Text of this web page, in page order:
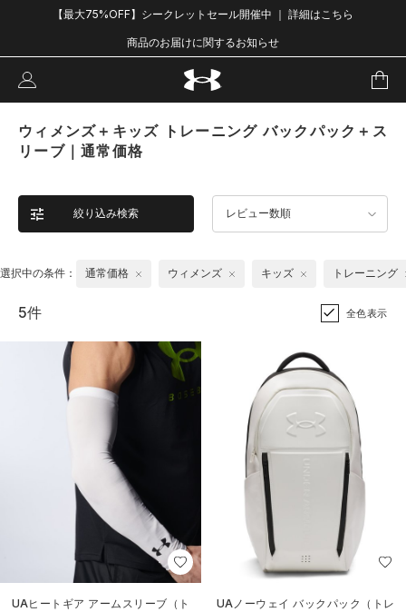
【最大75%OFF】シークレットセール開催中 ｜ 詳細はこちら
商品のお届けに関するお知らせ
ウィメンズ＋キッズ トレーニング バックパック＋ス
リーブ｜通常価格
絞り込み検索 レビュー数順
選択中の条件： 通常価格 ウィメンズ キッズ トレーニング
5件 全色表示
UAヒートギア アームスリーブ（ト
UAノーウェイ バックパック（トレ